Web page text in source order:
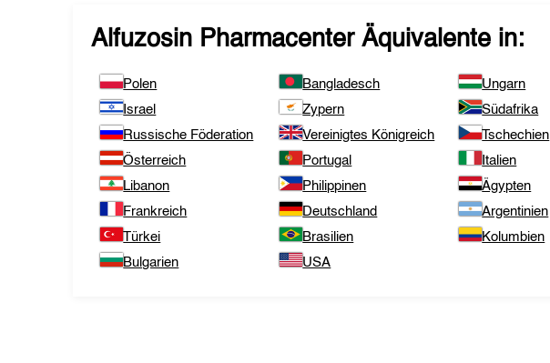
Alfuzosin PharmacenterÄquivalente in:
Polen Bangladesch Ungarn
Israel
Zypern Südafrika
Russische Föderation
Vereinigtes Königreich Tschechien
Österreich
Portugal Italien
Libanon
Philippinen Ägypten
Frankreich
Deutschland Argentinien
Türkei
Brasilien Kolumbien
Bulgarien
USA